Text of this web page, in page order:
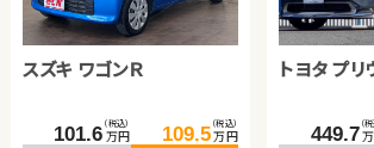
スズキ ワゴンＲ
101.6 （税込）
万円
109.5 （税込）
万円
トヨタ プリ
449.7 （
トヨタ ルーミー
136.0（税込）
万円
諸費用：17.8万円（税込）
トヨタ アル
574.9（
諸費用：5.0 万円
トヨタ アクア
134.1（税込）
万円
諸費用：10.7万円（税込）
スズキ ア
20.5（
諸費用：9.2 万円